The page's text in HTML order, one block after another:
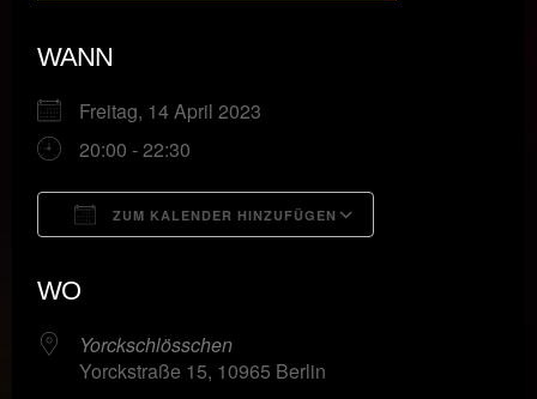
WANN
Freitag, 14 April 2023
20:00 - 22:30
ZUM KALENDER HINZUFÜGEN
WO
Yorckschlösschen
Yorckstraße 15, 10965 Berlin